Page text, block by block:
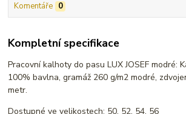
Komentáře 0
Kompletní specifikace
Pracovní kalhoty do pasu LUX JOSEF modré:
100% bavlna, gramáž 260 g/m2 modré,
metr.
Dostupné ve velikostech: 50, 52, 54, 56